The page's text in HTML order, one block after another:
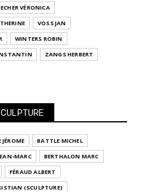
VÉRONICA
VOSS JAN
WINTERS ROBIN
ZANGS HERBERT
JÉROME
BATTLE MICHEL
MARC
BERTHALON MARC
FÉRAUD ALBERT
(SCULPTURE)